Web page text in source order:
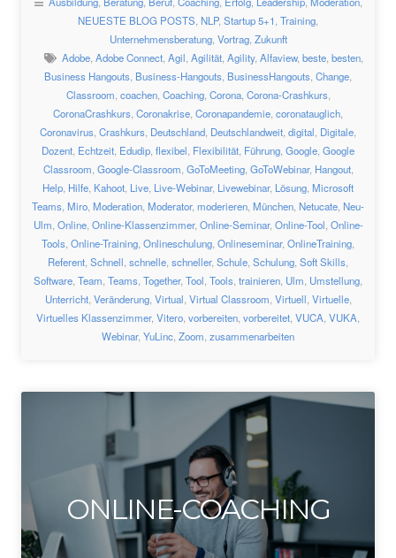
NEUESTE BLOG POSTS NLP, Startup 5+1 Training
Unternehmensberatung, Vortrag, Zukunft
Adobe, Adobe Connect, Agil Agilität, Agility, Alfaview, beste, besten,
Business Hangouts Business-Hangouts BusinessHangouts Change
Classroom coachen, Coaching, Corona, Corona-Crashkurs,
CoronaCrashkurs Coronakrise Coronapandemie coronatauglich
Coronavirus Crashkurs Deutschland Deutschlandweit digital Digitale
Dozent Echtzeit Edudip flexibel Flexibilität Führung Google Google
Classroom Google-Classroom GoToMeeting, GoToWebinar, Hangout,
Help Hilfe Kahoot Live Live-Webinar, Livewebinar, Lösung Microsoft
Teams Miro Moderation Moderator, moderieren München Netucate Neu-
Ulm Online, Online-Klassenzimmer, Online-Seminar, Online-Tool Online-
Tools Online-Training Onlineschulung Onlineseminar, OnlineTraining
Referent Schnell schnelle schneller, Schule Schulung Soft Skills
Software Team Teams Together, Tool Tools trainieren Ulm Umstellung
Unterricht, Veränderung, Virtual Virtual Classroom Virtuell Virtuelle,
Virtuelles Klassenzimmer, Vitero vorbereiten vorbereitet VUCA VUKA
Webinar, YuLinc Zoom zusammenarbeiten
ONLINE-COACHING